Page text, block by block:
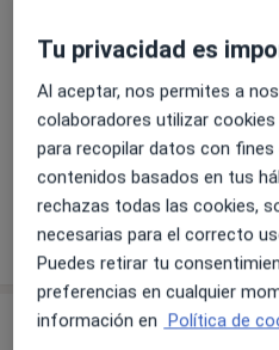
siempre es lento y gradual
pacientes.
Reflujo gástrico
Pacientes que atiendo
Adultos
Niños a partir de 12 años
Mostrar
Servicios y precios
Tu privacidad es
Al aceptar, nos permites a
colaboradores utilizar
para recopilar datos con
contenidos basados en tus
rechazas todas las cookies,
necesarias para el correcto
Puedes retirar tu
preferencias en cualquier
información en Política de